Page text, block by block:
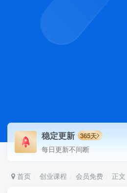
稳定更新 365天
每日更新不间断
首页 创业课程 会员免费 正文